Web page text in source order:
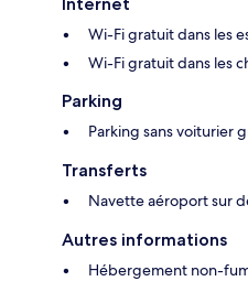
Wi-Fi gratuit dans les
Wi-Fi gratuit dans les
Parking
Parking sans voiturier
Transferts
Navette aéroport sur
Autres informations
Hébergement non-